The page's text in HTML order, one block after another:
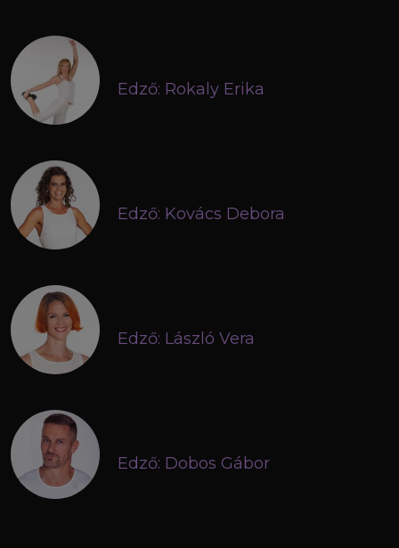
Edző: Rokaly Erika
Edző: Kovács Debora
Edző: László Vera
Edző: Dobos Gábor